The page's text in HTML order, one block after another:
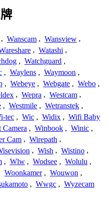
, Wanscam , Wansview ,
, Watashi ,
, Watchguard ,
, Waylens , Waymoon ,
, Webeye , Webgate , Webo ,
, Wepra , Westcam ,
, Westmile , Wetranstek ,
tec , Wic , Widix , Wifi Baby
, Winbook , Winic ,
Cam , Wirepath ,
, Wish , Wistino ,
, Wlw , Wodsee , Wolulu ,
Woonkamer , Wouwon ,
, Wwgc , Wyzecam